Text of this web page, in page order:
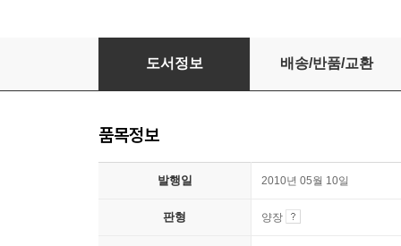
도서정보 배송/반품/교환
품목정보
발행일 2010년 05월 10일
판형 양장